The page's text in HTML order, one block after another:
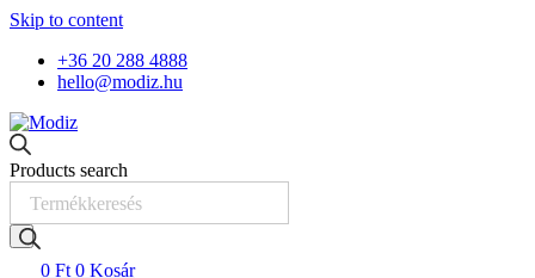
Skip to content
+36 20 288 4888
hello@modiz.hu
Products search
0 Ft 0 Kosár